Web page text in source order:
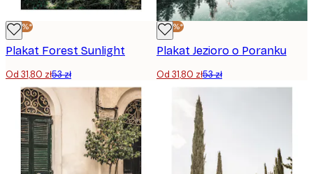
-40%*
Plakat Forest Sunlight
Od 31,80 zł53 zł
-40%*
Plakat Jezioro o Poranku
Od 31,80 zł53 zł